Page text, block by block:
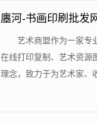
廛河-书画印刷批发
艺术商盟作为一家专
在线打印复制、艺术资源
理念，致力于为艺术家、